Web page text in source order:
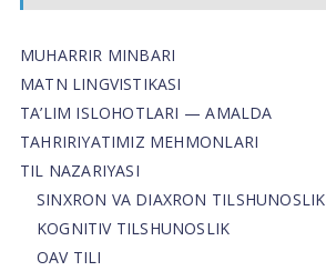
MUHARRIR MINBARI
MATN LINGVISTIKASI
TA’LIM ISLOHOTLARI — AMALDA
TAHRIRIYATIMIZ MEHMONLARI
TIL NAZARIYASI
SINXRON VA DIAXRON TILSHUNOSLIK
KOGNITIV TILSHUNOSLIK
OAV TILI